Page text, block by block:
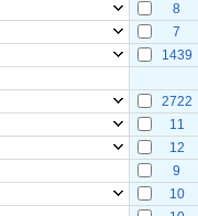
8
7
1439
2722
11
12
9
10